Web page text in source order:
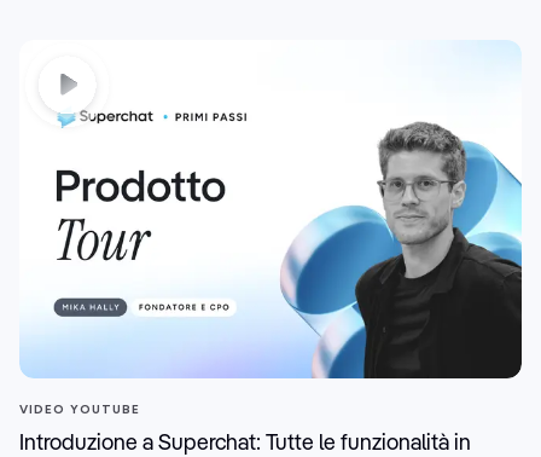
VIDEO YOUTUBE
Introduzione a Superchat: Tutte le funzionalità in